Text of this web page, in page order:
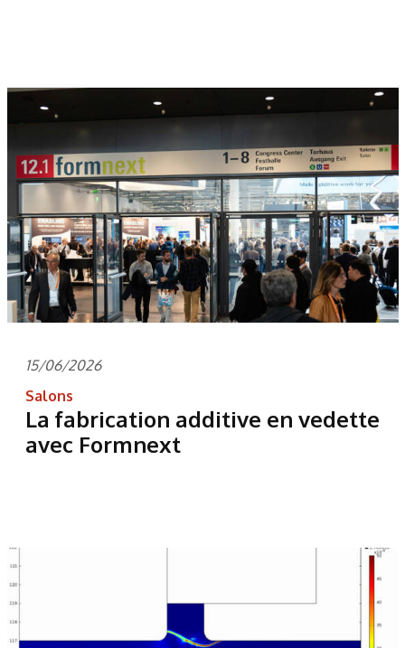
15/06/2026
Salons
La fabrication additive en vedette
avec Formnext